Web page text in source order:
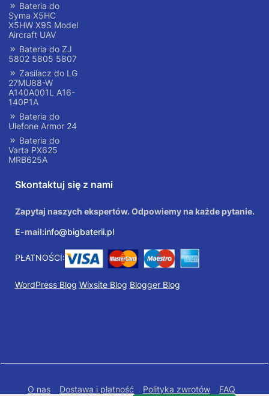
Bateria do
Syma X5HC
X5HW X9S Model
Aircraft UAV
Bateria do ZJ
5802 5805 5807
Zasilacz do LG
27MU88-W
A140A001L A16-
140P1A
Bateria do
Ulefone Armor 24
Bateria do
Varta PX625
MRB625A
Skontaktuj się z nami
Zapytaj naszych ekspertów. Odpowiemy na każde pytanie.
E-mail:info@bigbaterii.pl
PŁATNOŚCI:
WordPress Blog Wixsite Blog Blogger Blog
O nas Dostawa i płatność Polityka zwrotów FAQ